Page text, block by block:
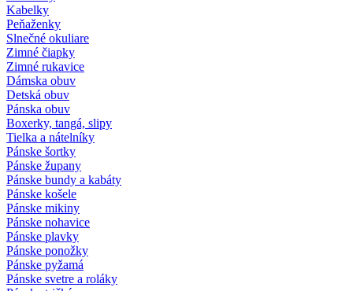
Kabelky
Peňaženky
Slnečné okuliare
Zimné čiapky
Zimné rukavice
Dámska obuv
Detská obuv
Pánska obuv
Boxerky, tangá, slipy
Tielka a nátelníky
Pánske šortky
Pánske župany
Pánske bundy a kabáty
Pánske košele
Pánske mikiny
Pánske nohavice
Pánske plavky
Pánske ponožky
Pánske pyžamá
Pánske svetre a roláky